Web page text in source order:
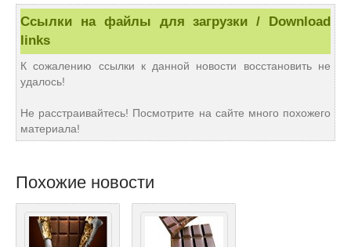
Ссылки на файлы для загрузки / Download
links
К сожалению ссылки к данной новости восстановить не
удалось!
Не расстраивайтесь! Посмотрите на сайте много похожего
материала!
Похожие новости